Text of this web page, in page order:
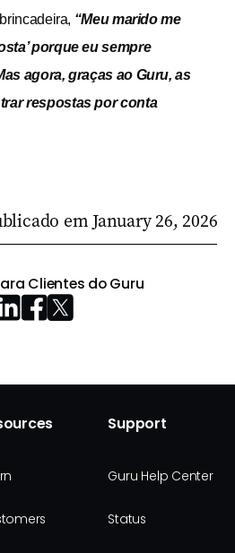
“Meu marido me
porque eu sempre
agora, graças ao Guru, as
respostas por conta
em January 26, 2026
Clientes do Guru
Support
Guru Help Center
Status